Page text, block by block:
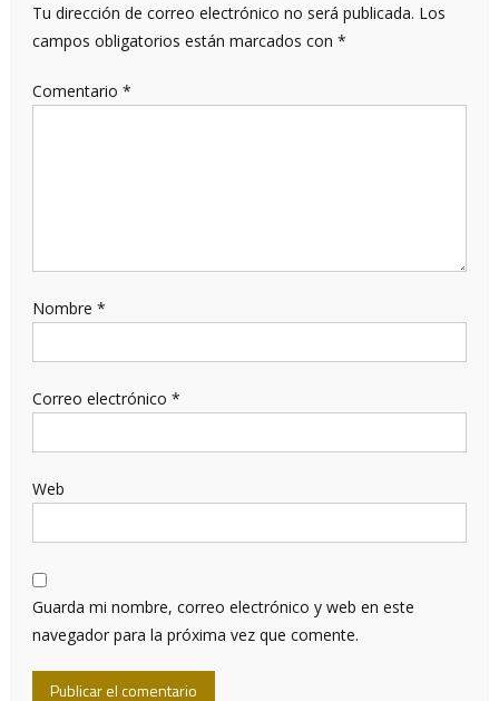
Tu dirección de correo electrónico no será publicada. Los
campos obligatorios están marcados con *
Comentario *
Nombre *
Correo electrónico *
Web
Guarda mi nombre, correo electrónico y web en este
navegador para la próxima vez que comente.